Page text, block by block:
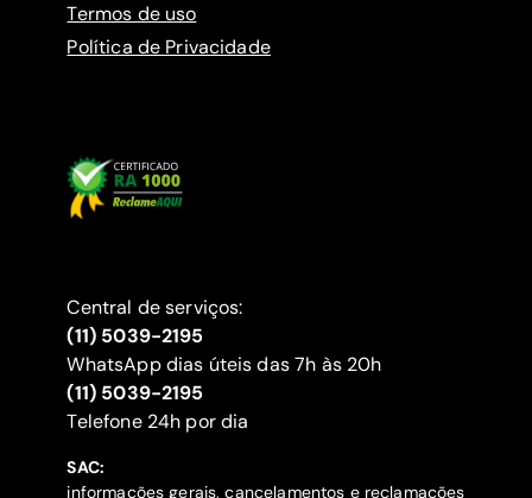
Termos de uso
Política de Privacidade
Central de serviços:
(11) 5039-2195
WhatsApp dias úteis das 7h às 20h
(11) 5039-2195
‍Telefone 24h por dia
SAC:
informações gerais, cancelamentos e reclamações